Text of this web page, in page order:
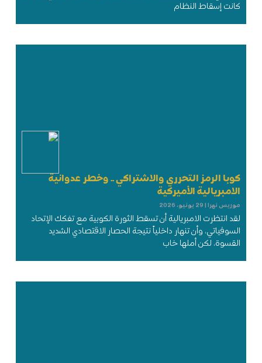
كانت إسقاط النظام
كوبا الرمز التحرري والاشتراكي .. وخطر عدوانية
الامبريالية الأميركية
موريس نهرا 29 يونيو، 2026
لقد انتظرت الامبريالية أن تسقط الثورة الكوبية مع تفكك الإتحاد
السوفياتي، وأن تنهار داخلياً نتيجة الحصار الاقتصادي الشديد
القسوة، لكن أملها خاب